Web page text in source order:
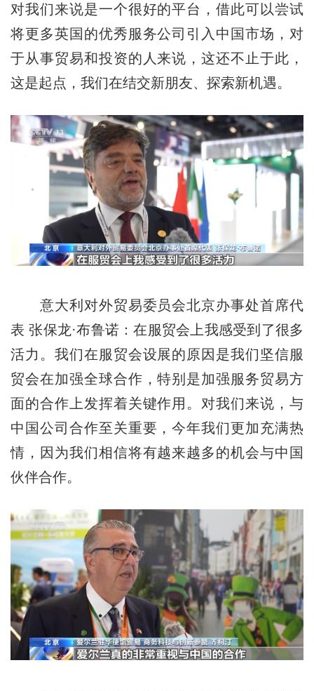
对我们来说是一个很好的平台，借此可以尝试
将更多英国的优秀服务公司引入中国市场，对
于从事贸易和投资的人来说，这还不止于此，
这是起点，我们在结交新朋友、探索新机遇。
意大利对外贸易委员会北京办事处首席代
表 张保龙·布鲁诺：在服贸会上我感受到了很多
活力。我们在服贸会设展的原因是我们坚信服
贸会在加强全球合作，特别是加强服务贸易方
面的合作上发挥着关键作用。对我们来说，与
中国公司合作至关重要，今年我们更加充满热
情，因为我们相信将有越来越多的机会与中国
伙伴合作。